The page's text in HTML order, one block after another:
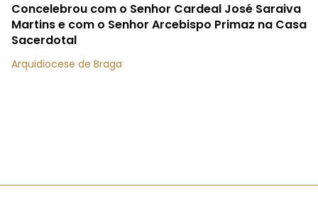
Concelebrou com o Senhor Cardeal José Saraiva
Martins e com o Senhor Arcebispo Primaz na Casa
Sacerdotal
Arquidiocese de Braga